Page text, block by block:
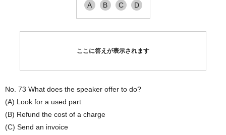
A B C D
ここに答えが表示されます
No. 73 What does the speaker offer to do?
(A) Look for a used part
(B) Refund the cost of a charge
(C) Send an invoice